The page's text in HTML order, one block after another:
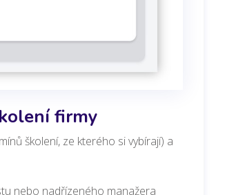
firmy
školení, ze kterého si vybírají) a
nebo nadřízeného manažera